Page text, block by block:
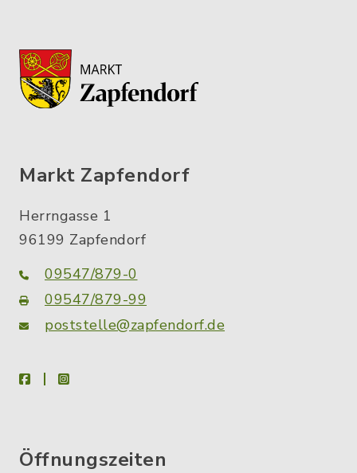
Markt Zapfendorf
Herrngasse 1
96199 Zapfendorf
09547/879-0
09547/879-99
poststelle@zapfendorf.de
facebookinstagram
Öffnungszeiten